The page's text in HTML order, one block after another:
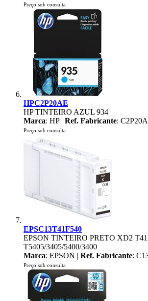
Preço sob consulta
HPC2P20AE
HP TINTEIRO AZUL 934
Marca: HP | Ref. Fabricante:
Preço sob consulta
EPSC13T41F540
EPSON TINTEIRO PRETO XD2
T5405/3405/5400/3400
Marca: EPSON | Ref. Fabricante:
Preço sob consulta